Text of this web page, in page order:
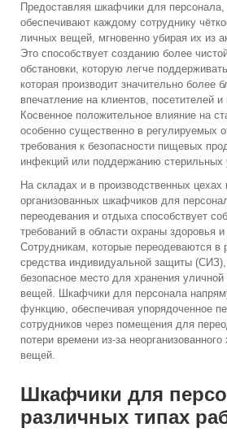
Предоставляя шкафчики для персонала,
обеспечивают каждому сотруднику
личных вещей, мгновенно убирая их из
Это способствует созданию более
обстановки, которую легче
которая производит значительно более
впечатление на клиентов, посетителей и
Косвенное положительное влияние на
особенно существенно в регулируемых
требования к безопасности пищевых
инфекций или поддержанию стерильных
На складах и в производственных
организованных шкафчиков для
переодевания и отдыха способствует
требований в области охраны здоровья и
Сотрудникам, которые переодеваются
средства индивидуальной защиты
безопасное место для хранения
вещей. Шкафчики для персонала
функцию, обеспечивая упорядоченное
сотрудников через помещения для
потери времени из-за
вещей.
Шкафчики для
различных типах